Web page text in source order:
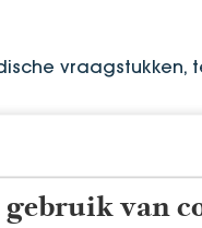
gebruik van
vraagstukken,
tussen